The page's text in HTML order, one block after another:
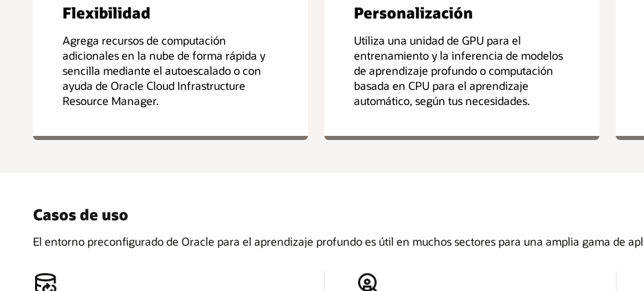
Flexibilidad
Agrega recursos de computación
adicionales en la nube de forma rápida y
sencilla mediante el autoescalado o con
ayuda de Oracle Cloud Infrastructure
Resource Manager.
Personalización
Utiliza una unidad de GPU para el
entrenamiento y la inferencia de modelos
de aprendizaje profundo o computación
basada en CPU para el aprendizaje
automático, según tus necesidades.
Casos de uso
El entorno preconfigurado de Oracle para el aprendizaje profundo es útil en muchos sectores para una amplia gama de